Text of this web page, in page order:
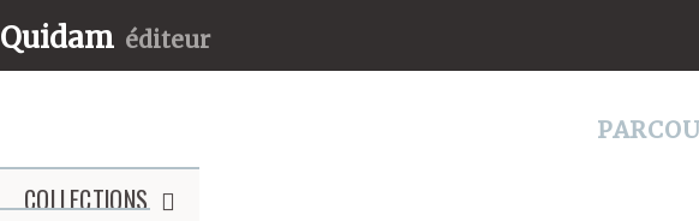
Quidam éditeur
COLLECTIONS